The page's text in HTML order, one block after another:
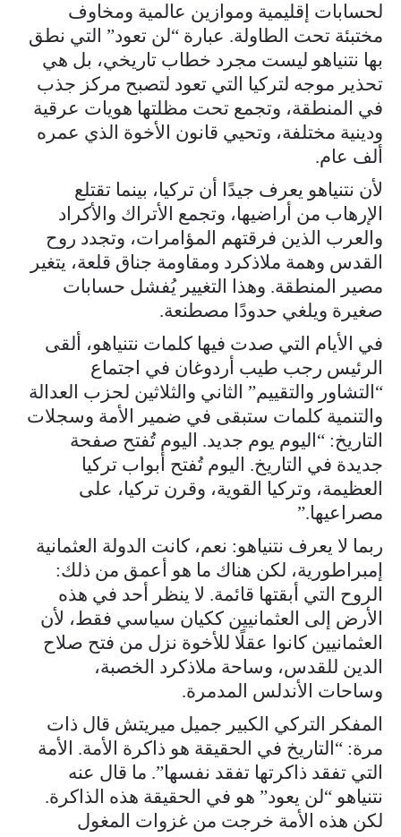
لحسابات إقليمية وموازين عالمية ومخاوف
مختبئة تحت الطاولة. عبارة “لن تعود” التي نطق
بها نتنياهو ليست مجرد خطاب تاريخي، بل هي
تحذير موجه لتركيا التي تعود لتصبح مركز جذب
في المنطقة، وتجمع تحت مظلتها هويات عرقية
ودينية مختلفة، وتحيي قانون الأخوة الذي عمره
ألف عام.
لأن نتنياهو يعرف جيدًا أن تركيا، بينما تقتلع
الإرهاب من أراضيها، وتجمع الأتراك والأكراد
والعرب الذين فرقتهم المؤامرات، وتجدد روح
القدس وهمة ملاذكرد ومقاومة جناق قلعة، يتغير
مصير المنطقة. وهذا التغيير يُفشل حسابات
صغيرة ويلغي حدودًا مصطنعة.
في الأيام التي صدت فيها كلمات نتنياهو، ألقى
الرئيس رجب طيب أردوغان في اجتماع
“التشاور والتقييم” الثاني والثلاثين لحزب العدالة
والتنمية كلمات ستبقى في ضمير الأمة وسجلات
التاريخ: “اليوم يوم جديد. اليوم تُفتح صفحة
جديدة في التاريخ. اليوم تُفتح أبواب تركيا
العظيمة، وتركيا القوية، وقرن تركيا، على
مصراعيها.”
ربما لا يعرف نتنياهو: نعم، كانت الدولة العثمانية
إمبراطورية، لكن هناك ما هو أعمق من ذلك:
الروح التي أبقتها قائمة. لا ينظر أحد في هذه
الأرض إلى العثمانيين ككيان سياسي فقط، لأن
العثمانيين كانوا عقلًا للأخوة نزل من فتح صلاح
الدين للقدس، وساحة ملاذكرد الخصبة،
وساحات الأندلس المدمرة.
المفكر التركي الكبير جميل ميريتش قال ذات
مرة: “التاريخ في الحقيقة هو ذاكرة الأمة. الأمة
التي تفقد ذاكرتها تفقد نفسها”. ما قال عنه
نتنياهو “لن يعود” هو في الحقيقة هذه الذاكرة.
لكن هذه الأمة خرجت من غزوات المغول